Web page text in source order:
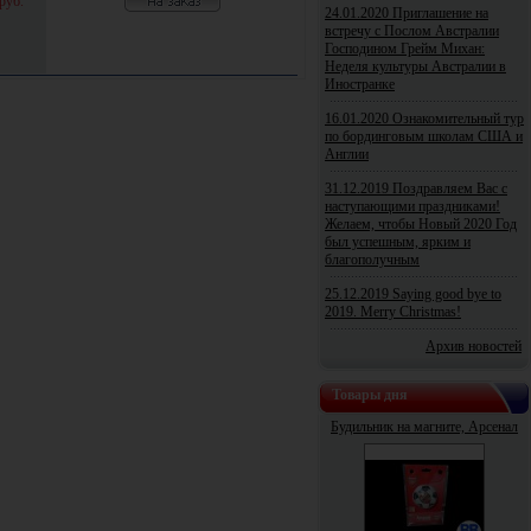
24.01.2020 Приглашение на
встречу с Послом Австралии
Господином Грейм Михан:
Неделя культуры Австралии в
Иностранке
16.01.2020 Ознакомительный тур
по бординговым школам США и
Англии
31.12.2019 Поздравляем Вас с
наступающими праздниками!
Желаем, чтобы Новый 2020 Год
был успешным, ярким и
благополучным
25.12.2019 Saying good bye to
2019. Merry Christmas!
Архив новостей
Товары дня
Будильник на магните, Арсенал